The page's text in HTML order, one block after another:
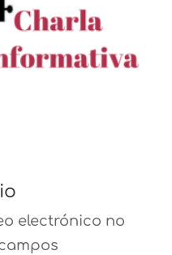
electrónico no